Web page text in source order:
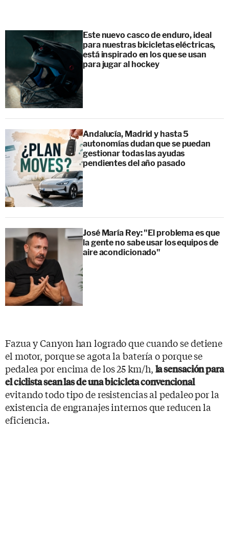
Este nuevo casco de enduro, ideal
para nuestras bicicletas eléctricas,
está inspirado en los que se usan
para jugar al hockey
Andalucía, Madrid y hasta 5
autonomías dudan que se puedan
gestionar todas las ayudas
pendientes del año pasado
José María Rey: "El problema es que
la gente no sabe usar los equipos de
aire acondicionado"
Fazua y Canyon han logrado que cuando se detiene
el motor, porque se agota la batería o porque se
pedalea por encima de los 25 km/h, la sensación para
el ciclista sean las de una bicicleta convencional
evitando todo tipo de resistencias al pedaleo por la
existencia de engranajes internos que reducen la
eficiencia.